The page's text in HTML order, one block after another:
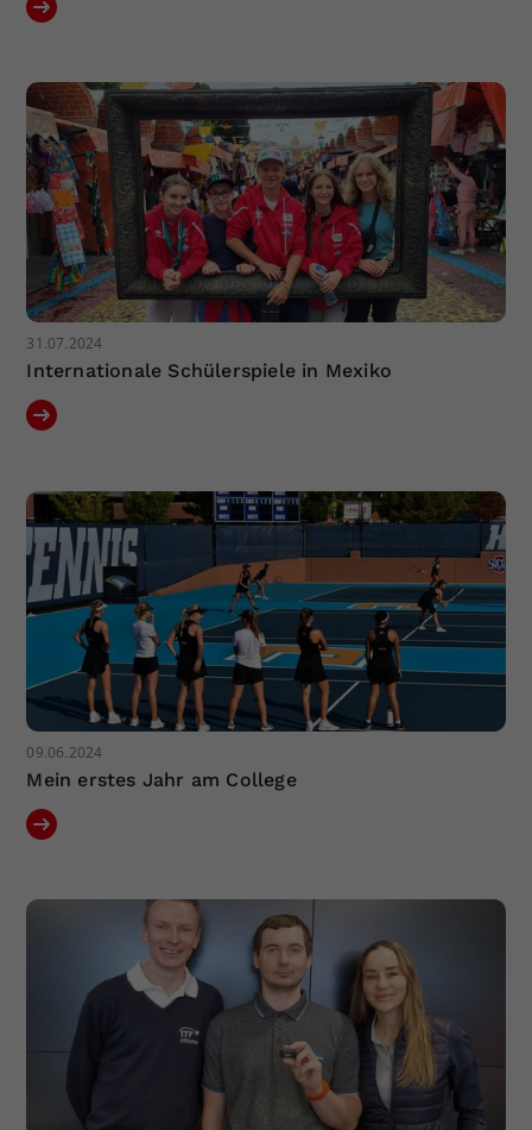
31.07.2024
Internationale Schülerspiele in Mexiko
09.06.2024
Mein erstes Jahr am College